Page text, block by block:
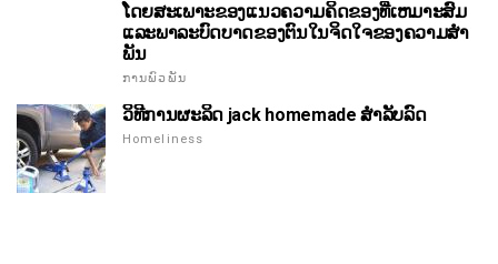
ໂດຍສະເພາະຂອງແນວຄວາມຄິດຂອງທີ່ເຫມາະສົມ
ແລະພາລະບົດບາດຂອງຕົນໃນຈິດໃຈຂອງຄວາມສໍາ
ພັນ
ການພົວພັນ
ວິທີການຜະລິດ jack homemade ສໍາລັບລົດ
Homeliness